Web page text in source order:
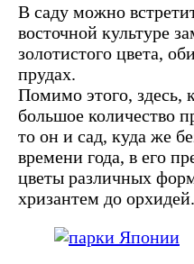
В саду можно
восточной культуре
золотистого цвета,
прудах.
Помимо этого, здесь,
большое количество
то он и сад, куда же
времени года, в его
цветы различных
хризантем до орхидей.